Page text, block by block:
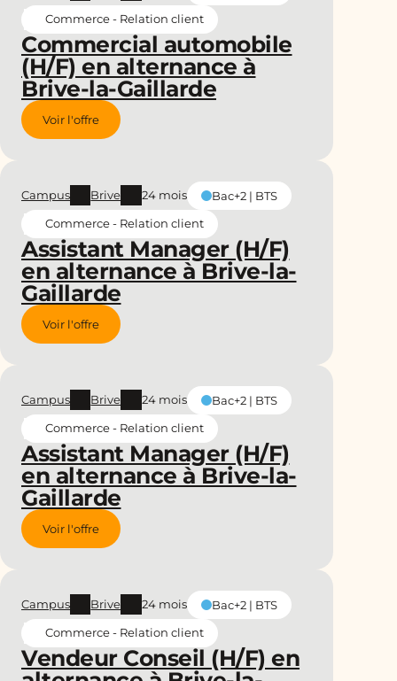
Commercial automobile
(H/F) en alternance à
Brive-la-Gaillarde
Commerce - Relation client
Voir l'offre
Assistant Manager (H/F)
en alternance à Brive-la-
Gaillarde
Campus Brive 24 mois
Bac+2 | BTS
Commerce - Relation client
Voir l'offre
Assistant Manager (H/F)
en alternance à Brive-la-
Gaillarde
Campus Brive 24 mois
Bac+2 | BTS
Commerce - Relation client
Voir l'offre
Vendeur Conseil (H/F) en
Campus Brive 24 mois
Bac+2 | BTS
Commerce - Relation client